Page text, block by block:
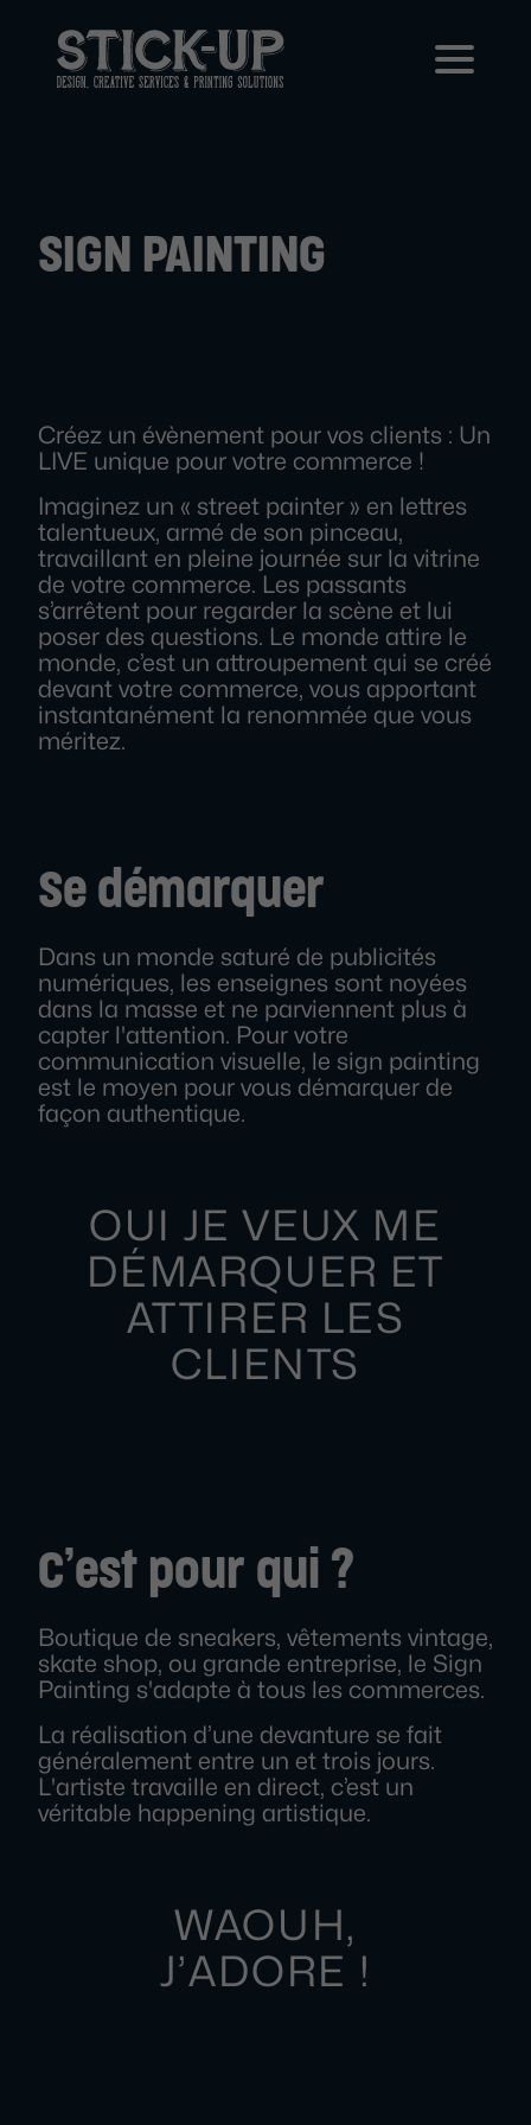
SIGN PAINTING
Créez un évènement pour vos clients : Un
LIVE unique pour votre commerce !
Imaginez un « street painter » en lettres
talentueux, armé de son pinceau,
travaillant en pleine journée sur la vitrine
de votre commerce. Les passants
s’arrêtent pour regarder la scène et lui
poser des questions. Le monde attire le
monde, c’est un attroupement qui se créé
devant votre commerce, vous apportant
instantanément la renommée que vous
méritez.
Se démarquer
Dans un monde saturé de publicités
numériques, les enseignes sont noyées
dans la masse et ne parviennent plus à
capter l'attention. Pour votre
communication visuelle, le sign painting
est le moyen pour vous démarquer de
façon authentique.
OUI JE VEUX ME
DÉMARQUER ET
ATTIRER LES
CLIENTS
C’est pour qui ?
Boutique de sneakers, vêtements vintage,
skate shop, ou grande entreprise, le Sign
Painting s'adapte à tous les commerces.
La réalisation d’une devanture se fait
généralement entre un et trois jours.
L'artiste travaille en direct, c’est un
véritable happening artistique.
WAOUH,
J’ADORE !